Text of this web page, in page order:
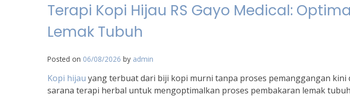
Terapi Kopi Hijau RS Gayo Medical:
Lemak Tubuh
Posted on 06/08/2026 by admin
Kopi hijau yang terbuat dari biji kopi murni tanpa proses pemanggangan kini
sarana terapi herbal untuk mengoptimalkan proses pembakaran lemak